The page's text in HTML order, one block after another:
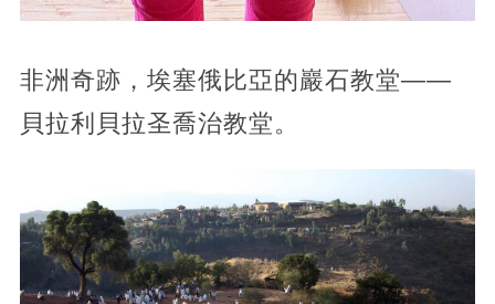
非洲奇跡，埃塞俄比亞的巖石教堂——
貝拉利貝拉圣喬治教堂。